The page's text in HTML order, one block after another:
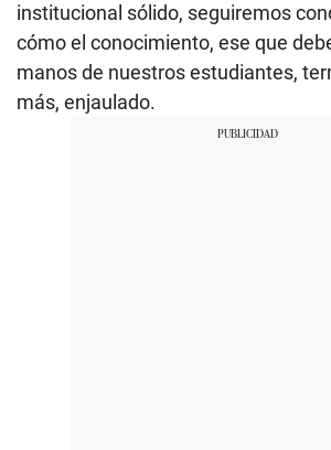
institucional sólido, seguiremos
cómo el conocimiento, ese que
manos de nuestros estudiantes,
más, enjaulado.